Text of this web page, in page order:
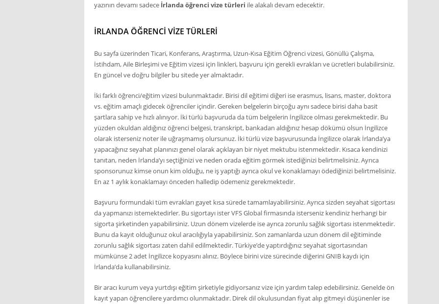
yazının devamı sadece İrlanda öğrenci vize türleri ile alakalı devam edecektir.
İRLANDA ÖĞRENCI VIZE TÜRLERI
Bu sayfa üzerinden Ticari, Konferans, Araştırma, Uzun-Kısa Eğitim Öğrenci vizesi, Gönüllü Çalışma,
İstihdam, Aile Birleşimi ve Eğitim vizesi için linkleri, başvuru için gerekli evrakları ve ücretleri bulabilirsiniz.
En güncel ve doğru bilgiler bu sitede yer almaktadır.
İki farklı öğrenci/eğitim vizesi bulunmaktadır. Birisi dil eğitimi diğeri ise erasmus, lisans, master, doktora
vs. eğitim amaçlı gidecek öğrenciler içindir. Gereken belgelerin birçoğu aynı sadece birisi daha basit
şartlara sahip ve hızlı alınıyor. İki türlü başvuruda da tüm belgelerin İngilizce olması gerekmektedir. Bu
yüzden okuldan aldığınız öğrenci belgesi, transkript, bankadan aldığınız hesap dökümü olsun İngilizce
olarak isterseniz noter ile uğraşmamış olursunuz. İki türlü vize başvurusunda İngilizce olarak İrlanda’ya
yapacağınız seyahat planınızı genel olarak açıklayan bir niyet mektubu istenmektedir. Kısaca kendinizi
tanıtan, neden İrlanda’yı seçtiğinizi ve neden orada eğitim görmek istediğinizi belirtmelisiniz. Ayrıca
sponsorunuz kimse onun kim olduğu, ne iş yaptığı ayrıca okul ve konaklamayı ödediğinizi belirtmelisiniz.
En az 1 aylık konaklamayı önceden halledip ödemeniz gerekmektedir.
Başvuru formundaki tüm evrakları gayet kısa sürede tamamlayabilirsiniz. Ayrıca sizden seyahat sigortası
da yapmanızı istemektedirler. Bu sigortayı ister VFS Global firmasında isterseniz kendiniz herhangi bir
sigorta şirketinden yapabilirsiniz. Uzun dönem vizelerde ise ayrıca zorunlu sağlık sigortası istenmektedir.
Bunu da kayıt olduğunuz okul aracılığıyla yapabilirsiniz. Son zamanlarda uzun dönem dil eğitiminde
zorunlu sağlık sigortası zaten dahil edilmektedir. Türkiye’de yaptırdığınız seyahat sigortasından
mümkünse 2 adet İngilizce kopyasını alınız. Böylece birini vize sürecinde diğerini GNIB kaydı için
İrlanda’da kullanabilirsiniz.
Bir aracı kurum veya yurtdışı eğitim şirketiyle gidiyorsanız vize için yardım talep edebilirsiniz. Genelde ön
kayıt yapan öğrencilere yardımcı olunmaktadır. Direk dil okulusundan fiyat alıp gitmeyi düşünenler ise